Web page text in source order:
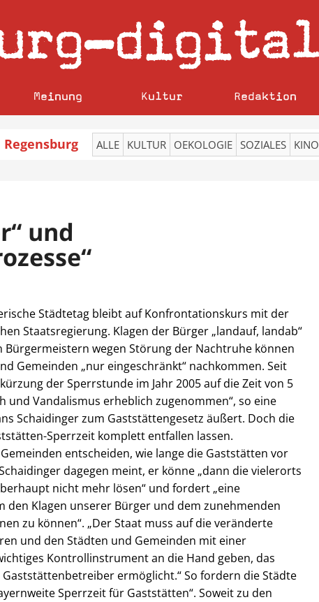
–digital
Meinung Kultur Redaktion
Regensburg ALLE KULTUR OEKOLOGIE SOZIALES KINO
und
Städtetag bleibt auf Konfrontationskurs mit der
Staatsregierung. Klagen der Bürger „landauf, landab“
Bürgermeistern wegen Störung der Nachtruhe können
Gemeinden „nur eingeschränkt“ nachkommen. Seit
der Sperrstunde im Jahr 2005 auf die Zeit von 5
und Vandalismus erheblich zugenommen“, so eine
Schaidinger zum Gaststättengesetz äußert. Doch die
Sperrzeit komplett entfallen lassen.
entscheiden, wie lange die Gaststätten vor
dagegen meint, er könne „dann die vielerorts
nicht mehr lösen“ und fordert „eine
den Klagen unserer Bürger und dem zunehmenden
zu können“. „Der Staat muss auf die veränderte
und den Städten und Gemeinden mit einer
Kontrollinstrument an die Hand geben, das
ermöglicht.“ So fordern die Städte
Sperrzeit für Gaststätten“. Soweit zu den